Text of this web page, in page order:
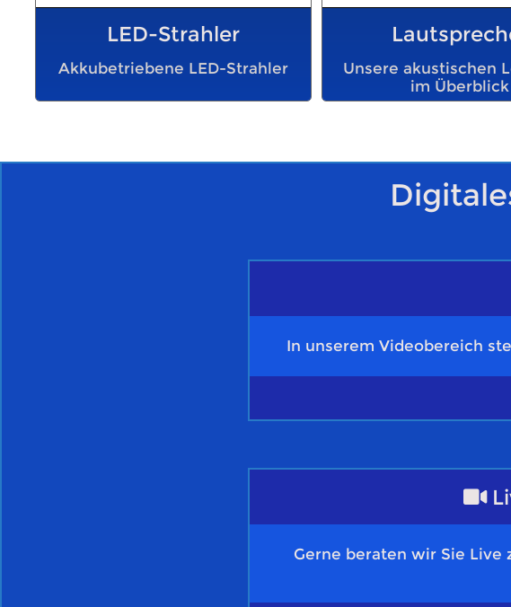
LED-Strahler
Akkubetriebene LED-Strahler
Unsere akustischen
im Überblick
In unserem Videobereich
Gerne beraten wir Sie Live